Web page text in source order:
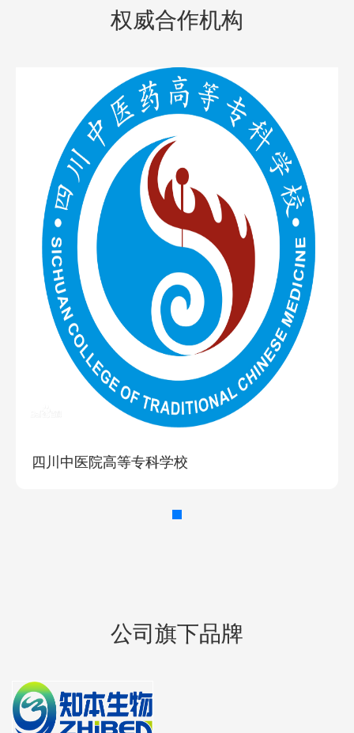
权威合作机构
四川中医院高等专科学校
公司旗下品牌